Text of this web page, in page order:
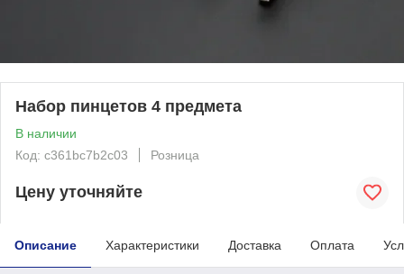
Набор пинцетов 4 предмета
В наличии
Код: c361bc7b2c03
Розница
Цену уточняйте
Описание Характеристики Доставка Оплата